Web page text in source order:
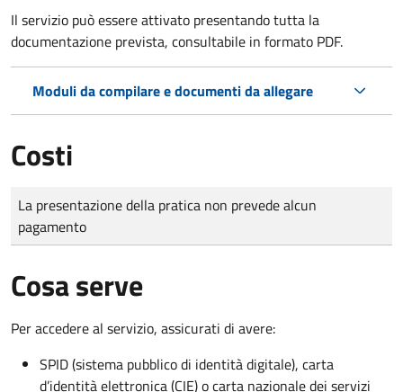
Il servizio può essere attivato presentando tutta la
documentazione prevista, consultabile in formato PDF.
Moduli da compilare e documenti da allegare
Costi
Tipo di pagamento
Importo
La presentazione della pratica non prevede alcun
pagamento
Cosa serve
Per accedere al servizio, assicurati di avere:
SPID (sistema pubblico di identità digitale), carta
d’identità elettronica (CIE) o carta nazionale dei servizi